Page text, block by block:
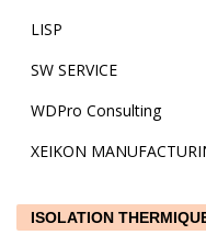
LISP
SW SERVICE
WDPro Consulting
XEIKON
ISOLATION